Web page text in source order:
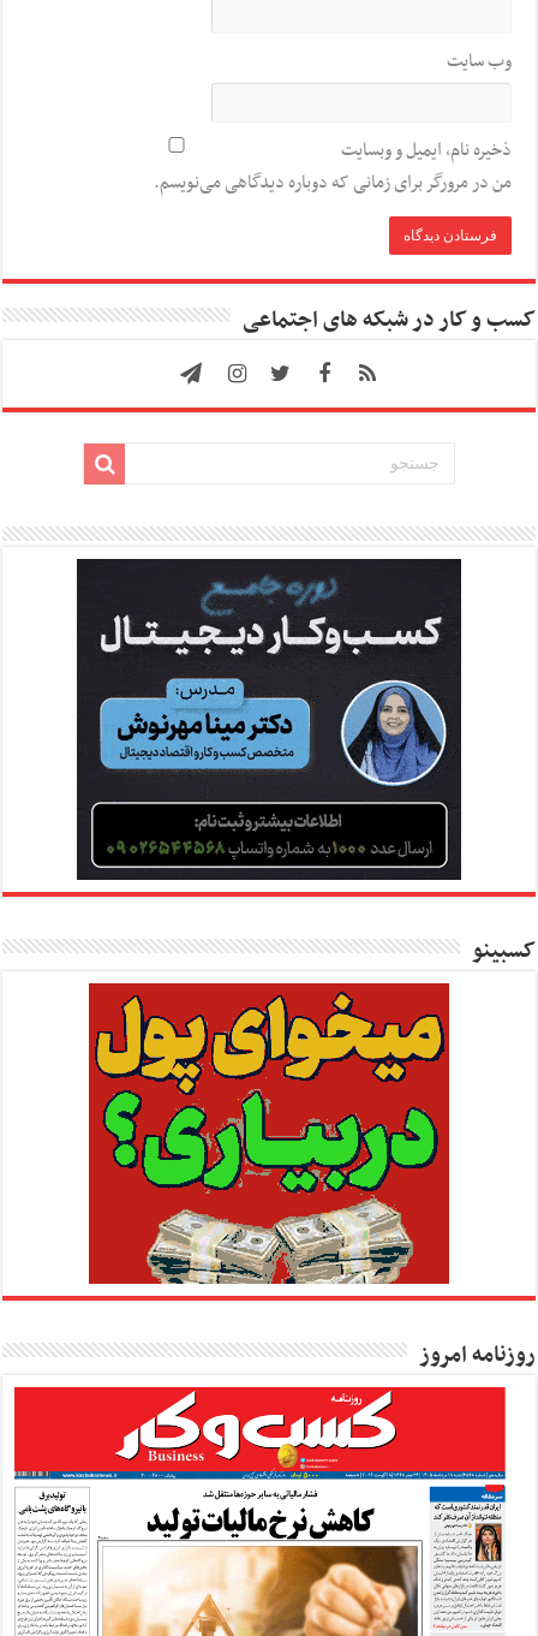
وب‌ سایت
ذخیره نام، ایمیل و وبسایت
من در مرورگر برای زمانی که دوباره دیدگاهی می‌نویسم.
کسب و کار در شبکه های اجتماعی
کسبینو
روزنامه امروز